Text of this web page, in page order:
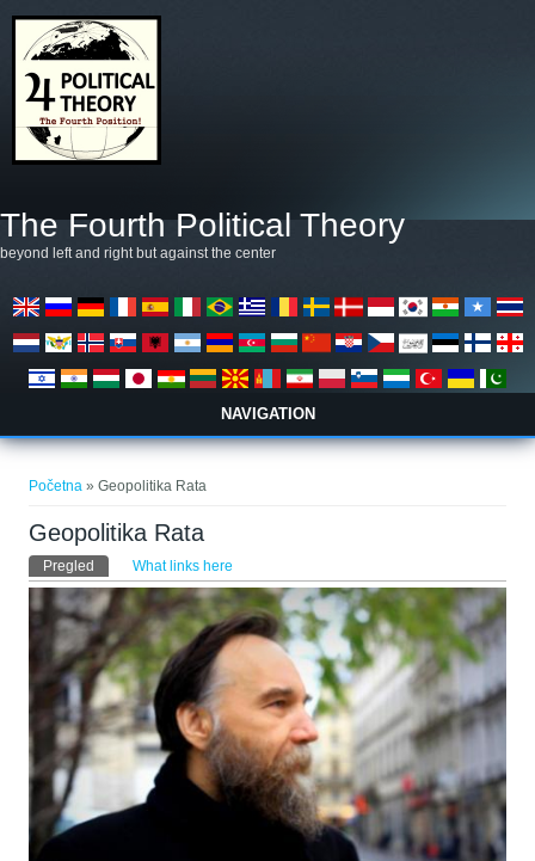
The Fourth Political Theory
beyond left and right but against the center
NAVIGATION
Početna » Geopolitika Rata
Geopolitika Rata
Primarni tabovi
Pregled (aktivni tab)What links here